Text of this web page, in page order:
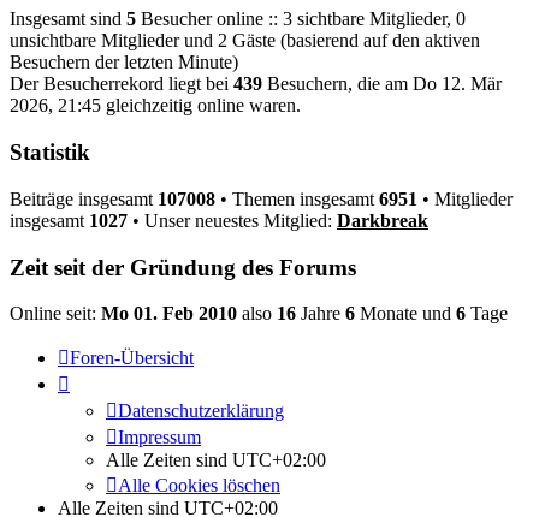
Insgesamt sind 5 Besucher online :: 3 sichtbare Mitglieder, 0
unsichtbare Mitglieder und 2 Gäste (basierend auf den aktiven
Besuchern der letzten Minute)
Der Besucherrekord liegt bei 439 Besuchern, die am Do 12. Mär
2026, 21:45 gleichzeitig online waren.
Statistik
Beiträge insgesamt 107008 • Themen insgesamt 6951 • Mitglieder
insgesamt 1027 • Unser neuestes Mitglied: Darkbreak
Zeit seit der Gründung des Forums
Online seit: Mo 01. Feb 2010 also 16 Jahre 6 Monate und 6 Tage
Foren-Übersicht
Datenschutzerklärung
Impressum
Alle Zeiten sind UTC+02:00
Alle Cookies löschen
Alle Zeiten sind UTC+02:00